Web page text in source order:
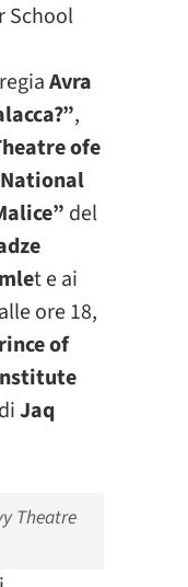
School
regiaAvra
,
ofe
del
t e ai
ore 18,
of
Jaq
Theatre